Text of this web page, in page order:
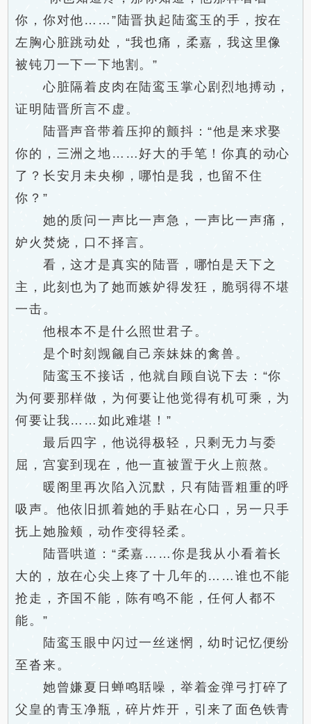
你，你对他……”陆晋执起陆鸾玉的手，按在
左胸心脏跳动处，“我也痛，柔嘉，我这里像
被钝刀一下一下地割。”
心脏隔着皮肉在陆鸾玉掌心剧烈地搏动，
证明陆晋所言不虚。
陆晋声音带着压抑的颤抖：“他是来求娶
你的，三洲之地……好大的手笔！你真的动心
了？长安月未央柳，哪怕是我，也留不住
你？”
她的质问一声比一声急，一声比一声痛，
妒火焚烧，口不择言。
看，这才是真实的陆晋，哪怕是天下之
主，此刻也为了她而嫉妒得发狂，脆弱得不堪
一击。
他根本不是什么照世君子。
是个时刻觊觎自己亲妹妹的禽兽。
陆鸾玉不接话，他就自顾自说下去：“你
为何要那样做，为何要让他觉得有机可乘，为
何要让我……如此难堪！”
最后四字，他说得极轻，只剩无力与委
屈，宫宴到现在，他一直被置于火上煎熬。
暖阁里再次陷入沉默，只有陆晋粗重的呼
吸声。他依旧抓着她的手贴在心口，另一只手
抚上她脸颊，动作变得轻柔。
陆晋哄道：“柔嘉……你是我从小看着长
大的，放在心尖上疼了十几年的……谁也不能
抢走，齐国不能，陈有鸣不能，任何人都不
能。”
陆鸾玉眼中闪过一丝迷惘，幼时记忆便纷
至沓来。
她曾嫌夏日蝉鸣聒噪，举着金弹弓打碎了
父皇的青玉净瓶，碎片炸开，引来了面色铁青